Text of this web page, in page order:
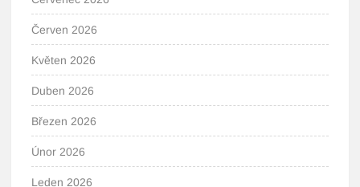
Červen 2026
Květen 2026
Duben 2026
Březen 2026
Únor 2026
Leden 2026